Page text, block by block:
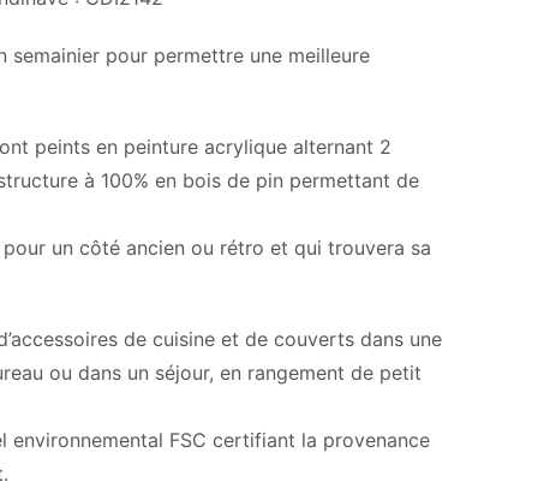
pour permettre une meilleure
peints en peinture acrylique alternant 2
à 100% en bois de pin permettant de
un côté ancien ou rétro et qui trouvera sa
de cuisine et de couverts dans une
ou dans un séjour, en rangement de petit
FSC certifiant la provenance